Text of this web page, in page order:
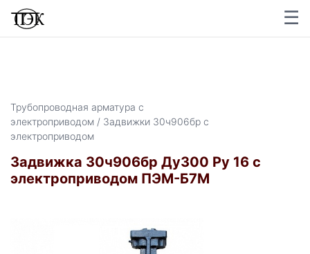
☰
Трубопроводная арматура с
электроприводом / Задвижки 30ч906бр с
электроприводом
Задвижка 30ч906бр Ду300 Ру 16 с
электроприводом ПЭМ-Б7М